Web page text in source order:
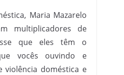
Maria Mazarelo
multiplicadores de
que eles têm o
vocês ouvindo e
violência doméstica e